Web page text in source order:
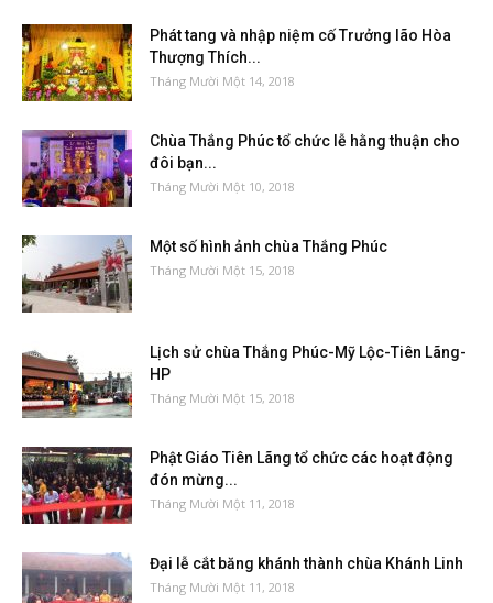
Phát tang và nhập niệm cố Trưởng lão Hòa
Thượng Thích...
Tháng Mười Một 14, 2018
Chùa Thắng Phúc tổ chức lễ hằng thuận cho
đôi bạn...
Tháng Mười Một 10, 2018
Một số hình ảnh chùa Thắng Phúc
Tháng Mười Một 15, 2018
Lịch sử chùa Thắng Phúc-Mỹ Lộc-Tiên Lãng-
HP
Tháng Mười Một 15, 2018
Phật Giáo Tiên Lãng tổ chức các hoạt động
đón mừng...
Tháng Mười Một 11, 2018
Đại lễ cắt băng khánh thành chùa Khánh Linh
Tháng Mười Một 11, 2018